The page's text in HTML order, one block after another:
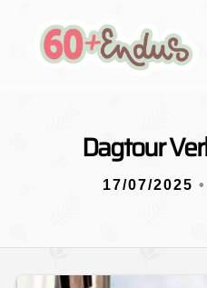
Dagtour
17/07/2025 •